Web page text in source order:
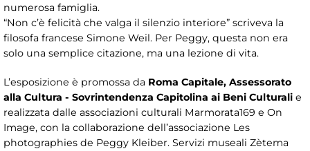
numerosa famiglia.
“Non c’è felicità che valga il silenzio interiore” scriveva la
filosofa francese Simone Weil. Per Peggy, questa non era
solo una semplice citazione, ma una lezione di vita.
L’esposizione è promossa da Roma Capitale, Assessorato
alla Cultura - Sovrintendenza Capitolina ai Beni Culturali e
realizzata dalle associazioni culturali Marmorata169 e On
Image, con la collaborazione dell’associazione Les
photographies de Peggy Kleiber. Servizi museali Zètema